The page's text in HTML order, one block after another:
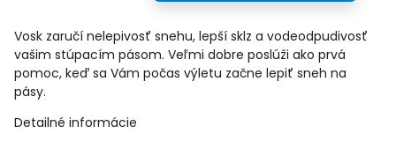
Vosk zaručí nelepivosť snehu, lepší sklz a vodeodpudivosť
vašim stúpacím pásom. Veľmi dobre poslúži ako prvá
pomoc, keď sa Vám počas výletu začne lepiť sneh na
pásy.
Detailné informácie